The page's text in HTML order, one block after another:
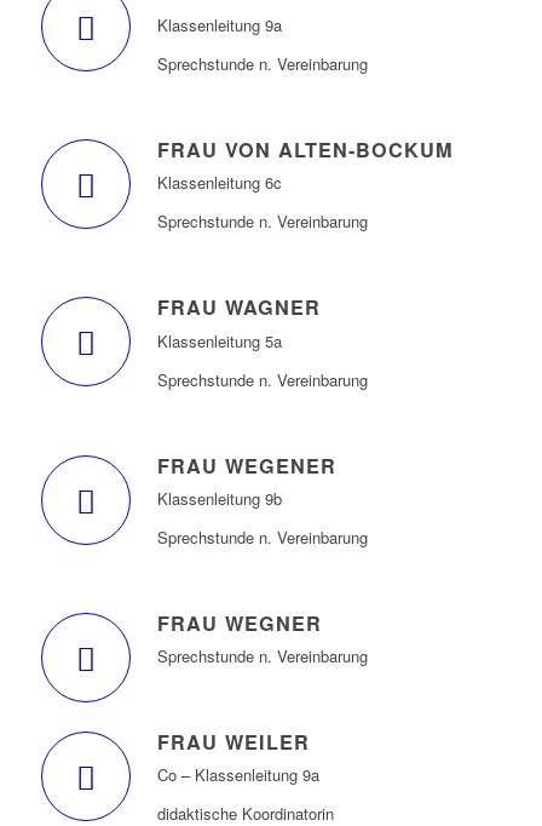
Klassenleitung 9a
Sprechstunde n. Vereinbarung
FRAU VON ALTEN-BOCKUM
Klassenleitung 6c
Sprechstunde n. Vereinbarung
FRAU WAGNER
Klassenleitung 5a
Sprechstunde n. Vereinbarung
FRAU WEGENER
Klassenleitung 9b
Sprechstunde n. Vereinbarung
FRAU WEGNER
Sprechstunde n. Vereinbarung
FRAU WEILER
Co – Klassenleitung 9a
didaktische Koordinatorin